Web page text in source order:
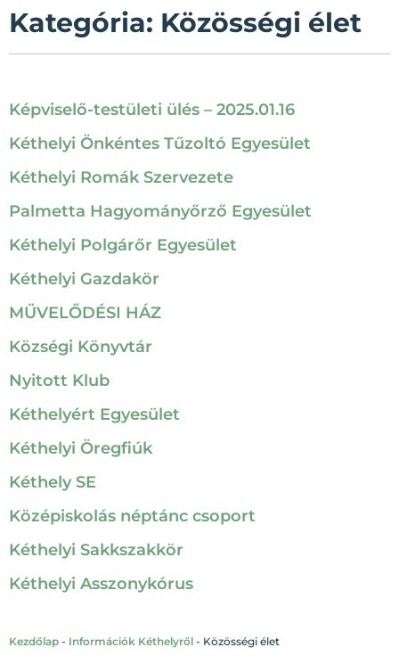
Kategória: Közösségi élet
Képviselő-testületi ülés – 2025.01.16
Kéthelyi Önkéntes Tűzoltó Egyesület
Kéthelyi Romák Szervezete
Palmetta Hagyományőrző Egyesület
Kéthelyi Polgárőr Egyesület
Kéthelyi Gazdakör
MŰVELŐDÉSI HÁZ
Községi Könyvtár
Nyitott Klub
Kéthelyért Egyesület
Kéthelyi Öregfiúk
Kéthely SE
Középiskolás néptánc csoport
Kéthelyi Sakkszakkör
Kéthelyi Asszonykórus
Kezdőlap - Információk Kéthelyről - Közösségi élet